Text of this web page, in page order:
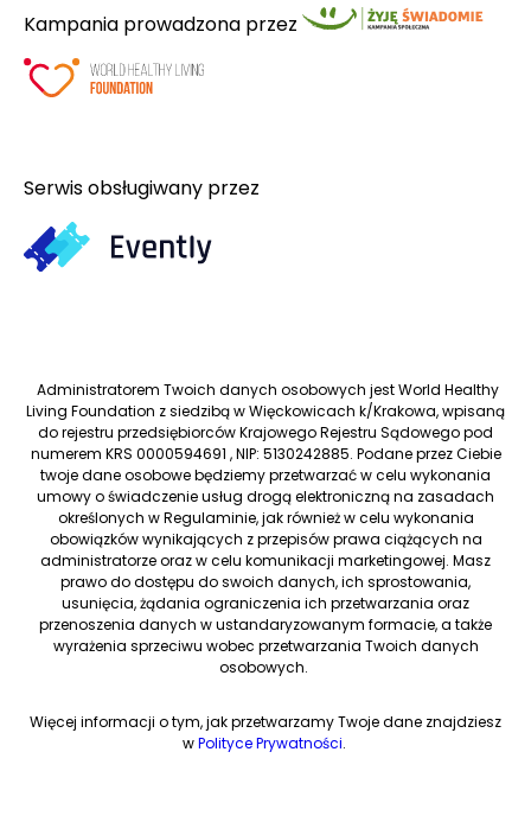
Kampania prowadzona przez
Serwis obsługiwany przez
Administratorem Twoich danych osobowych jest World Healthy
Living Foundation z siedzibą w Więckowicach k/Krakowa, wpisaną
do rejestru przedsiębiorców Krajowego Rejestru Sądowego pod
numerem KRS 0000594691 , NIP: 5130242885. Podane przez Ciebie
twoje dane osobowe będziemy przetwarzać w celu wykonania
umowy o świadczenie usług drogą elektroniczną na zasadach
określonych w Regulaminie, jak również w celu wykonania
obowiązków wynikających z przepisów prawa ciążących na
administratorze oraz w celu komunikacji marketingowej. Masz
prawo do dostępu do swoich danych, ich sprostowania,
usunięcia, żądania ograniczenia ich przetwarzania oraz
przenoszenia danych w ustandaryzowanym formacie, a także
wyrażenia sprzeciwu wobec przetwarzania Twoich danych
osobowych.
Więcej informacji o tym, jak przetwarzamy Twoje dane znajdziesz
wPolityce Prywatności.